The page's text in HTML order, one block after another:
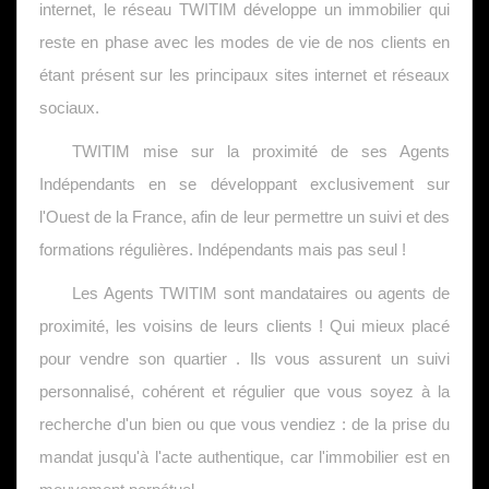
internet, le réseau TWITIM développe un immobilier qui
reste en phase avec les modes de vie de nos clients en
étant présent sur les principaux sites internet et réseaux
sociaux.
TWITIM mise sur la proximité de ses Agents
Indépendants en se développant exclusivement sur
l'Ouest de la France, afin de leur permettre un suivi et des
formations régulières. Indépendants mais pas seul !
Les Agents TWITIM sont mandataires ou agents de
proximité, les voisins de leurs clients ! Qui mieux placé
pour vendre son quartier . Ils vous assurent un suivi
personnalisé, cohérent et régulier que vous soyez à la
recherche d'un bien ou que vous vendiez : de la prise du
mandat jusqu'à l'acte authentique, car l'immobilier est en